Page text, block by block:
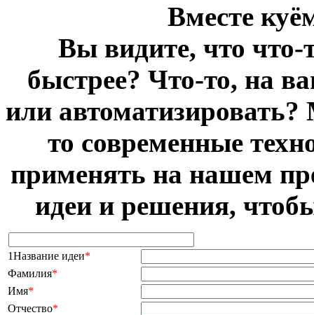
Вместе
Вы видите, что
быстрее? Что-то, на
или
то современные
применять на нашем
идеи и решения,
1Название идеи*
Фамилия*
Имя*
Отчество*